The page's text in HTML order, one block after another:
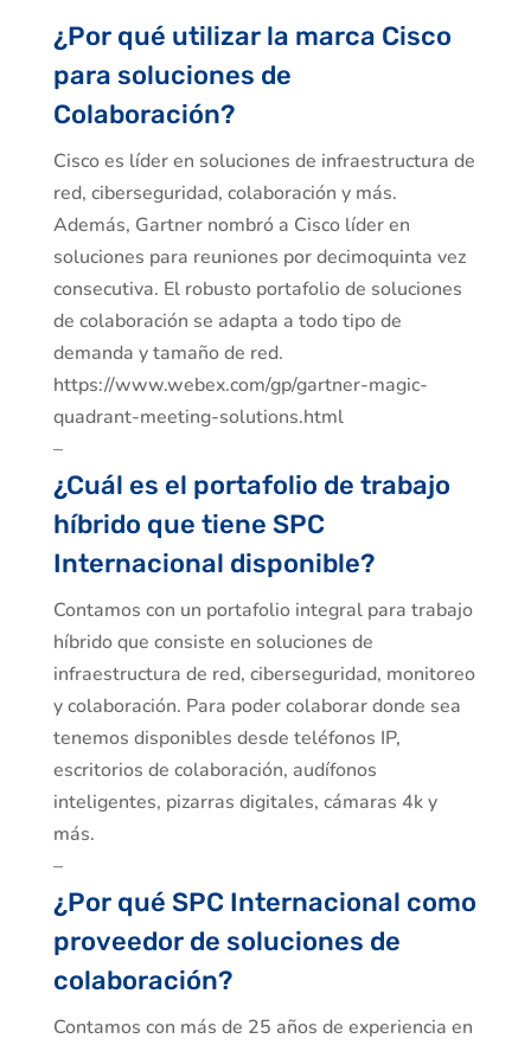
¿Por qué utilizar la marca Cisco
para soluciones de
Colaboración?
Cisco es líder en soluciones de infraestructura de
red, ciberseguridad, colaboración y más.
Además, Gartner nombró a Cisco líder en
soluciones para reuniones por decimoquinta vez
consecutiva. El robusto portafolio de soluciones
de colaboración se adapta a todo tipo de
demanda y tamaño de red.
https://www.webex.com/gp/gartner-magic-
quadrant-meeting-solutions.html
–
¿Cuál es el portafolio de trabajo
híbrido que tiene SPC
Internacional disponible?
Contamos con un portafolio integral para trabajo
híbrido que consiste en soluciones de
infraestructura de red, ciberseguridad, monitoreo
y colaboración. Para poder colaborar donde sea
tenemos disponibles desde teléfonos IP,
escritorios de colaboración, audífonos
inteligentes, pizarras digitales, cámaras 4k y
más.
–
¿Por qué SPC Internacional como
proveedor de soluciones de
colaboración?
Contamos con más de 25 años de experiencia en